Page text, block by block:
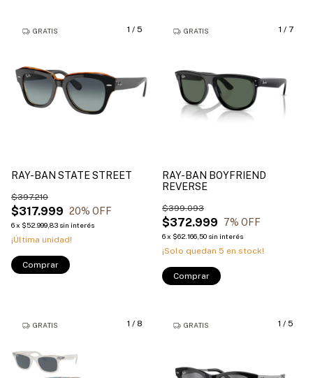
1 / 5
GRATIS
RAY-BAN STATE STREET
$317.999
$397.210
20% OFF
6x $52.999,83 sin interés
¡Última unidad!
Comprar
1 / 7
GRATIS
RAY-BAN BOYFRIEND
REVERSE
$372.999
$399.093
7% OFF
6x $62.166,50 sin interés
¡Solo quedan 5 en stock!
Comprar
1 / 8
GRATIS 1 / 5
GRATIS